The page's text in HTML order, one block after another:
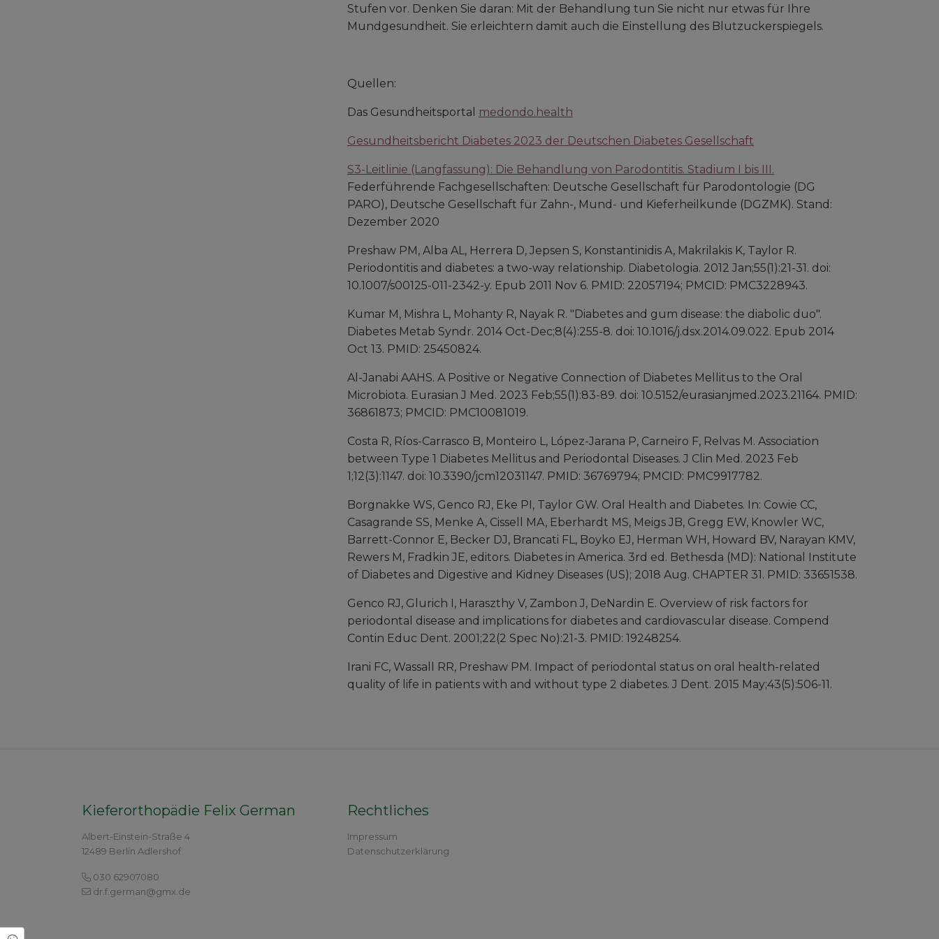
Stufen vor. Denken Sie daran: Mit der Behandlung tun Sie nicht nur etwas für Ihre
Mundgesundheit. Sie erleichtern damit auch die Einstellung des Blutzuckerspiegels.
Quellen:
Das Gesundheitsportal medondo.health
Gesundheitsbericht Diabetes 2023 der Deutschen Diabetes Gesellschaft
S3-Leitlinie (Langfassung): Die Behandlung von Parodontitis. Stadium I bis III.
Federführende Fachgesellschaften: Deutsche Gesellschaft für Parodontologie (DG
PARO), Deutsche Gesellschaft für Zahn-, Mund- und Kieferheilkunde (DGZMK). Stand:
Dezember 2020
Preshaw PM, Alba AL, Herrera D, Jepsen S, Konstantinidis A, Makrilakis K, Taylor R.
Periodontitis and diabetes: a two-way relationship. Diabetologia. 2012 Jan;55(1):21-31. doi:
10.1007/s00125-011-2342-y. Epub 2011 Nov 6. PMID: 22057194; PMCID: PMC3228943.
Kumar M, Mishra L, Mohanty R, Nayak R. "Diabetes and gum disease: the diabolic duo".
Diabetes Metab Syndr. 2014 Oct-Dec;8(4):255-8. doi: 10.1016/j.dsx.2014.09.022. Epub 2014
Oct 13. PMID: 25450824.
Al-Janabi AAHS. A Positive or Negative Connection of Diabetes Mellitus to the Oral
Microbiota. Eurasian J Med. 2023 Feb;55(1):83-89. doi: 10.5152/eurasianjmed.2023.21164. PMID:
36861873; PMCID: PMC10081019.
Costa R, Ríos-Carrasco B, Monteiro L, López-Jarana P, Carneiro F, Relvas M. Association
between Type 1 Diabetes Mellitus and Periodontal Diseases. J Clin Med. 2023 Feb
1;12(3):1147. doi: 10.3390/jcm12031147. PMID: 36769794; PMCID: PMC9917782.
Borgnakke WS, Genco RJ, Eke PI, Taylor GW. Oral Health and Diabetes. In: Cowie CC,
Casagrande SS, Menke A, Cissell MA, Eberhardt MS, Meigs JB, Gregg EW, Knowler WC,
Barrett-Connor E, Becker DJ, Brancati FL, Boyko EJ, Herman WH, Howard BV, Narayan KMV,
Rewers M, Fradkin JE, editors. Diabetes in America. 3rd ed. Bethesda (MD): National Institute
of Diabetes and Digestive and Kidney Diseases (US); 2018 Aug. CHAPTER 31. PMID: 33651538.
Genco RJ, Glurich I, Haraszthy V, Zambon J, DeNardin E. Overview of risk factors for
periodontal disease and implications for diabetes and cardiovascular disease. Compend
Contin Educ Dent. 2001;22(2 Spec No):21-3. PMID: 19248254.
Irani FC, Wassall RR, Preshaw PM. Impact of periodontal status on oral health-related
quality of life in patients with and without type 2 diabetes. J Dent. 2015 May;43(5):506-11.
Kieferorthopädie Felix German
Albert-Einstein-Straße 4
12489 Berlin Adlershof
030 62907080
dr.f.german@gmx.de
Rechtliches
Impressum
Datenschutzerklärung